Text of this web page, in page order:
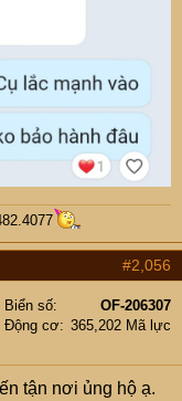
#2,056
Biển số
OF-206307
Động cơ
365,202 Mã lực
tận nơi ủng hộ ạ.